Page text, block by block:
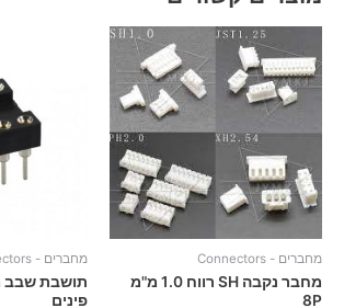
מחברים - Connectors
מחבר נקבה SH רווח 1.0 מ"מ
8P
מחברים - Connectors
פינים